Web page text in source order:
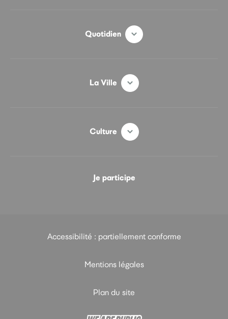
Quotidien
La Ville
Culture
Je participe
Accessibilité : partiellement conforme
Mentions légales
Plan du site